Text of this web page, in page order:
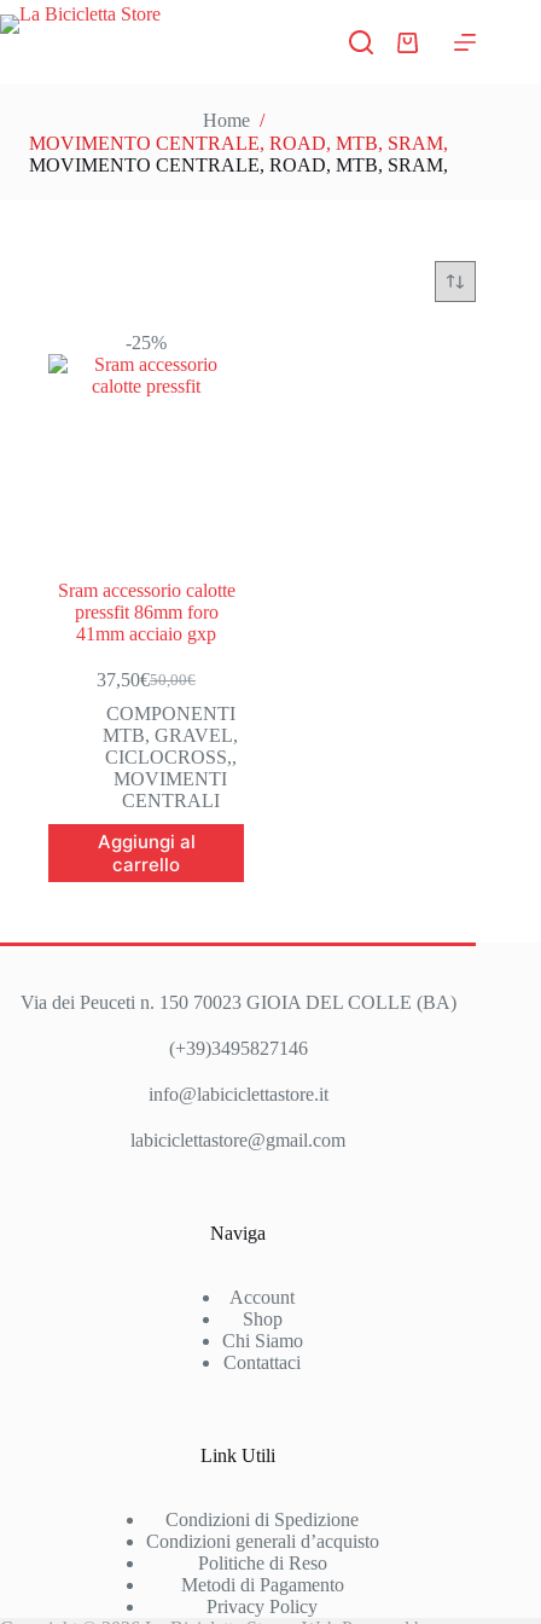
Salta
al
Carrello
Home /
MOVIMENTO CENTRALE, ROAD, MTB, SRAM,
MOVIMENTO CENTRALE, ROAD, MTB, SRAM,
-25%
Sram accessorio calotte
pressfit 86mm foro
41mm acciaio gxp
50,00€
Il
prezzo
originale
era:
50,00€.
37,50€Il
prezzo
attuale
è:
37,50€.
COMPONENTI
MTB, GRAVEL,
CICLOCROSS,,
MOVIMENTI
CENTRALI
Aggiungi al
carrello
Via dei Peuceti n. 150 70023 GIOIA DEL COLLE (BA)
(+39)3495827146
info@labiciclettastore.it
labiciclettastore@gmail.com
Naviga
Account
Shop
Chi Siamo
Contattaci
Link Utili
Condizioni di Spedizione
Condizioni generali d’acquisto
Politiche di Reso
Metodi di Pagamento
Privacy Policy